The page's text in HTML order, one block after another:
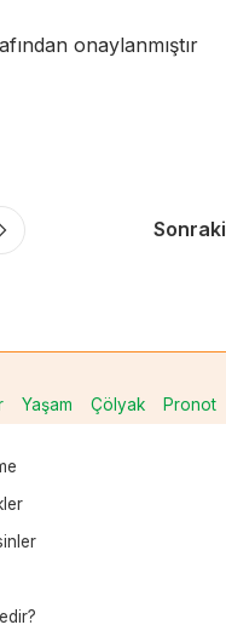
onaylanmıştır
Sonraki
Yaşam Çölyak Pronot